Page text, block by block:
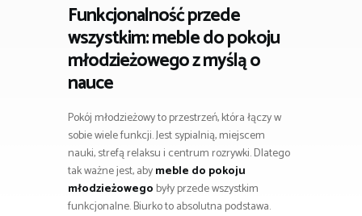
Funkcjonalność przede
wszystkim:meble do pokoju
młodzieżowegoz myślą o
nauce
Pokój młodzieżowy to przestrzeń, która łączy w
sobie wiele funkcji. Jest sypialnią, miejscem
nauki, strefą relaksu i centrum rozrywki. Dlatego
tak ważne jest, abymeble do pokoju
młodzieżowego były przede wszystkim
funkcjonalne. Biurko to absolutna podstawa.